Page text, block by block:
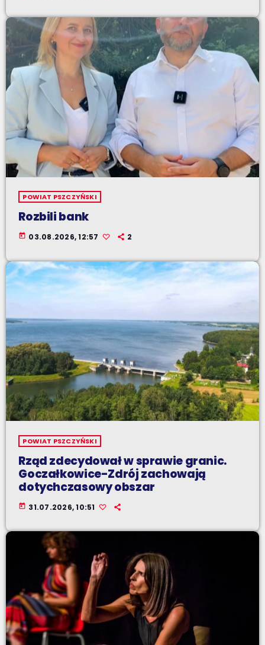
POWIAT PSZCZYŃSKI
Rozbili bank
today 03.08.2026, 12:57 2
POWIAT PSZCZYŃSKI
Rząd zdecydował w sprawie granic.
Goczałkowice-Zdrój zachowają
dotychczasowy obszar
today 31.07.2026, 10:51